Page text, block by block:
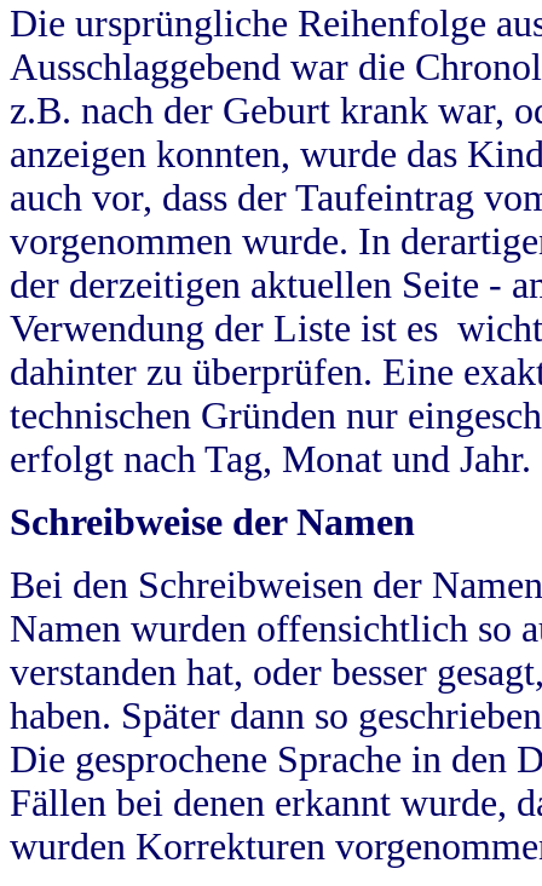
Die ursprüngliche Reihenfolge
Ausschlaggebend war die
z.B. nach der Geburt krank war,
anzeigen konnten, wurde das
auch vor, dass der Taufeintrag
vorgenommen wurde. In
der derzeitigen aktuellen Seite -
Verwendung der Liste ist es
dahinter zu überprüfen. Eine
technischen Gründen nur
erfolgt nach Tag, Monat und Jahr.
Schreibweise der Namen
Bei den Schreibweisen der
Namen wurden offensichtlich so
verstanden hat, oder besser
haben. Später dann so
Die gesprochene Sprache in
Fällen bei denen erkannt wurde,
wurden Korrekturen